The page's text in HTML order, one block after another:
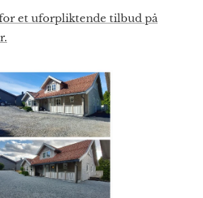
et uforpliktende tilbud på